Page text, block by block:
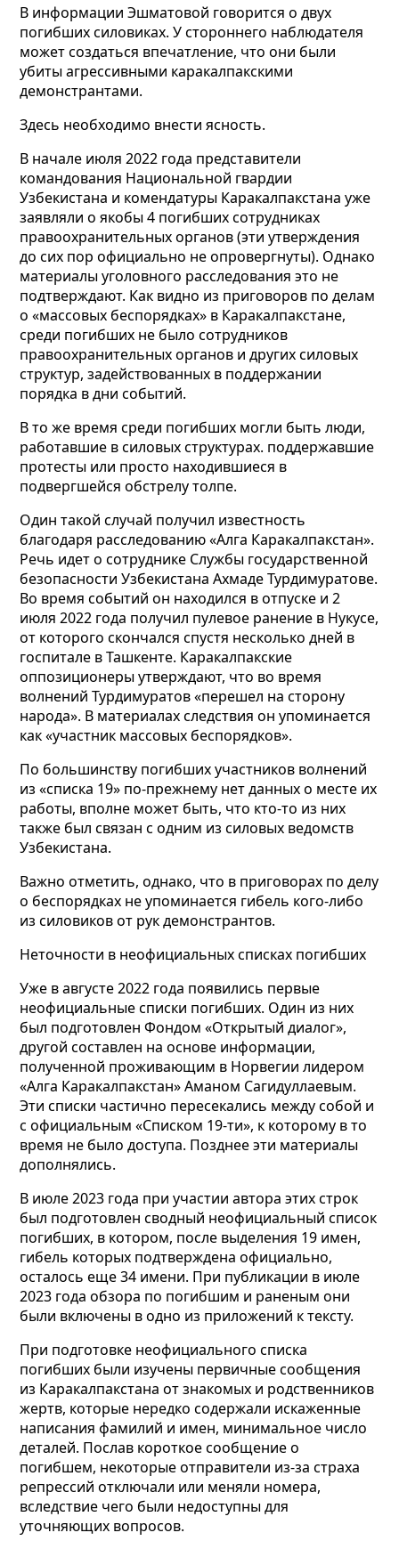
В информации Эшматовой говорится о двух
погибших силовиках. У стороннего наблюдателя
может создаться впечатление, что они были
убиты агрессивными каракалпакскими
демонстрантами.
Здесь необходимо внести ясность.
В начале июля 2022 года представители
командования Национальной гвардии
Узбекистана и комендатуры Каракалпакстана уже
заявляли о якобы 4 погибших сотрудниках
правоохранительных органов (эти утверждения
до сих пор официально не опровергнуты). Однако
материалы уголовного расследования это не
подтверждают. Как видно из приговоров по делам
о «массовых беспорядках» в Каракалпакстане,
среди погибших не было сотрудников
правоохранительных органов и других силовых
структур, задействованных в поддержании
порядка в дни событий.
В то же время среди погибших могли быть люди,
работавшие в силовых структурах. поддержавшие
протесты или просто находившиеся в
подвергшейся обстрелу толпе.
Один такой случай получил известность
благодаря расследованию «Алга Каракалпакстан».
Речь идет о сотруднике Службы государственной
безопасности Узбекистана Ахмаде Турдимуратове.
Во время событий он находился в отпуске и 2
июля 2022 года получил пулевое ранение в Нукусе,
от которого скончался спустя несколько дней в
госпитале в Ташкенте. Каракалпакские
оппозиционеры утверждают, что во время
волнений Турдимуратов «перешел на сторону
народа». В материалах следствия он упоминается
как «участник массовых беспорядков».
По большинству погибших участников волнений
из «списка 19» по-прежнему нет данных о месте их
работы, вполне может быть, что кто-то из них
также был связан с одним из силовых ведомств
Узбекистана.
Важно отметить, однако, что в приговорах по делу
о беспорядках не упоминается гибель кого-либо
из силовиков от рук демонстрантов.
Неточности в неофициальных списках погибших
Уже в августе 2022 года появились первые
неофициальные списки погибших. Один из них
был подготовлен Фондом «Открытый диалог»,
другой составлен на основе информации,
полученной проживающим в Норвегии лидером
«Алга Каракалпакстан» Аманом Сагидуллаевым.
Эти списки частично пересекались между собой и
с официальным «Списком 19-ти», к которому в то
время не было доступа. Позднее эти материалы
дополнялись.
В июле 2023 года при участии автора этих строк
был подготовлен сводный неофициальный список
погибших, в котором, после выделения 19 имен,
гибель которых подтверждена официально,
осталось еще 34 имени. При публикации в июле
2023 года обзора по погибшим и раненым они
были включены в одно из приложений к тексту.
При подготовке неофициального списка
погибших были изучены первичные сообщения
из Каракалпакстана от знакомых и родственников
жертв, которые нередко содержали искаженные
написания фамилий и имен, минимальное число
деталей. Послав короткое сообщение о
погибшем, некоторые отправители из-за страха
репрессий отключали или меняли номера,
вследствие чего были недоступны для
уточняющих вопросов.